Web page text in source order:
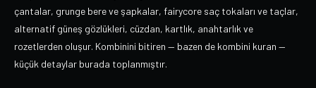
çantalar, grunge bere ve şapkalar, fairycore saç tokaları ve taçlar,
alternatif güneş gözlükleri, cüzdan, kartlık, anahtarlık ve
rozetlerden oluşur. Kombinini bitiren — bazen de kombini kuran —
küçük detaylar burada toplanmıştır.